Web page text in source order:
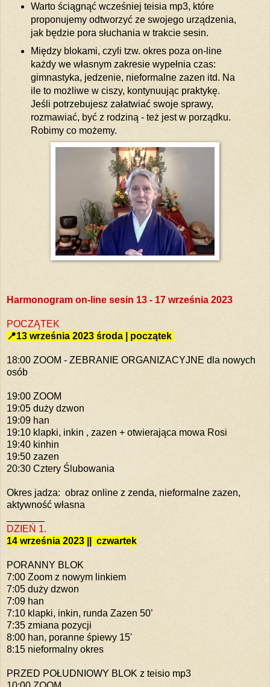
Warto ściągnąć wcześniej teisia mp3, które
proponujemy odtworzyć ze swojego urządzenia,
jak będzie pora słuchania w trakcie sesin.
Między blokami, czyli tzw. okres poza on-line
każdy we własnym zakresie wypełnia czas:
gimnastyka, jedzenie, nieformalne zazen itd. Na
ile to możliwe w ciszy, kontynuując praktykę.
Jeśli potrzebujesz załatwiać swoje sprawy,
rozmawiać, być z rodziną - też jest w porządku.
Robimy co możemy.
Harmonogram on-line sesin 13 - 17 września 2023
POCZĄTEK
📍13 września 2023 środa | początek
18:00 ZOOM - ZEBRANIE ORGANIZACYJNE dla nowych
osób
19:00 ZOOM
19:05 duży dzwon
19:09 han
19:10 klapki, inkin , zazen + otwierająca mowa Rosi
19:40 kinhin
19:50 zazen
20:30 Cztery Ślubowania
Okres jadza: obraz online z zenda, nieformalne zazen,
aktywność własna
DZIEŃ 1.
14 września 2023 || czwartek
PORANNY BLOK
7:00 Zoom z nowym linkiem
7:05 duży dzwon
7:09 han
7:10 klapki, inkin, runda Zazen 50’
7:35 zmiana pozycji
8:00 han, poranne śpiewy 15'
8:15 nieformalny okres
PRZED POŁUDNIOWY BLOK z teisio mp3